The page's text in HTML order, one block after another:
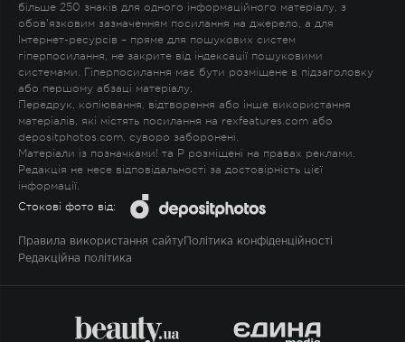
більше 250 знаків для одного інформаційного матеріалу, з
обов'язковим зазначенням посилання на джерело, а для
Інтернет-ресурсів – пряме для пошукових систем
гіперпосилання, не закрите від індексації пошуковими
системами. Гіперпосилання має бути розміщене в підзаголовку
або першому абзаці матеріалу.
Передрук, копіювання, відтворення або інше використання
матеріалів, які містять посилання на rexfeatures.com або
depositphotos.com, суворо заборонені.
Матеріали із позначками! та P розміщені на правах реклами.
Редакція не несе відповідальності за достовірність цієї
інформації.
Стокові фото від:
Правила використання сайту Політика конфіденційності
Редакційна політика